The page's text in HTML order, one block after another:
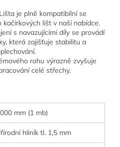
Lišta je plně kompatibilní se
kačírkových lišt v naší nabídce.
s navazujícími díly se provádí
která zajišťuje stabilitu a
rohu výrazně zvyšuje
celé střechy.
mm (1 mb)
hliník tl. 1,5 mm